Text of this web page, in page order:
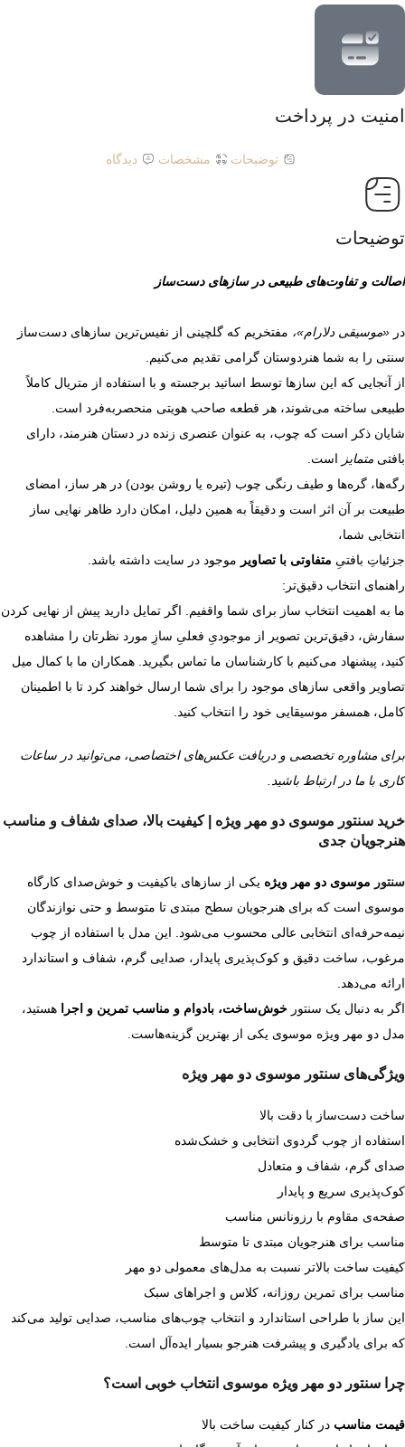
امنیت در پرداخت
توضیحات مشخصات دیدگاه
توضیحات
اصالت و تفاوت‌های طبیعی در سازهای دست‌ساز
در «موسیقی دلارام»، مفتخریم که گلچینی از نفیس‌ترین سازهای دست‌ساز
سنتی را به شما هنردوستان گرامی تقدیم می‌کنیم.
از آنجایی که این سازها توسط اساتید برجسته و با استفاده از متریال کاملاً
طبیعی ساخته می‌شوند، هر قطعه صاحب هویتی منحصر‌به‌فرد است.
شایان ذکر است که چوب، به عنوان عنصری زنده در دستان هنرمند، دارای
بافتی متمایز
است.
رگه‌ها، گره‌ها و طیف رنگی چوب (تیره یا روشن بودن) در هر ساز، امضای
طبیعت بر آن اثر است و دقیقاً به همین دلیل، امکان دارد ظاهر نهایی ساز
انتخابی شما،
جزئیاتِ بافتیِ متفاوتی با تصاویر موجود در سایت داشته باشد.
راهنمای انتخاب دقیق‌تر:
ما به اهمیت انتخاب ساز برای شما واقفیم. اگر تمایل دارید پیش از نهایی کردن
سفارش، دقیق‌ترین تصویر از موجودیِ فعلیِ سازِ مورد نظرتان را مشاهده
کنید، پیشنهاد می‌کنیم با کارشناسان ما تماس بگیرید. همکاران ما با کمال میل
تصاویر واقعی سازهای موجود را برای شما ارسال خواهند کرد تا با اطمینان
کامل، همسفر موسیقایی خود را انتخاب کنید.
برای مشاوره تخصصی و دریافت عکس‌های اختصاصی، می‌توانید در ساعات
کاری با ما در ارتباط باشید.
خرید سنتور موسوی دو مهر ویژه | کیفیت بالا، صدای شفاف و مناسب
هنرجویان جدی
سنتور موسوی دو مهر ویژه یکی از سازهای باکیفیت و خوش‌صدای کارگاه
موسوی است که برای هنرجویان سطح مبتدی تا متوسط و حتی نوازندگان
نیمه‌حرفه‌ای انتخابی عالی محسوب می‌شود. این مدل با استفاده از چوب
مرغوب، ساخت دقیق و کوک‌پذیری پایدار، صدایی گرم، شفاف و استاندارد
ارائه می‌دهد.
اگر به دنبال یک سنتور خوش‌ساخت، بادوام و مناسب تمرین و اجرا
هستید،
مدل دو مهر ویژه موسوی یکی از بهترین گزینه‌هاست.
ویژگی‌های سنتور موسوی دو مهر ویژه
ساخت دست‌ساز با دقت بالا
استفاده از چوب گردوی انتخابی و خشک‌شده
صدای گرم، شفاف و متعادل
کوک‌پذیری سریع و پایدار
صفحه‌ی مقاوم با رزونانس مناسب
مناسب برای هنرجویان مبتدی تا متوسط
کیفیت ساخت بالاتر نسبت به مدل‌های معمولی دو مهر
مناسب برای تمرین روزانه، کلاس و اجراهای سبک
این ساز با طراحی استاندارد و انتخاب چوب‌های مناسب، صدایی تولید می‌کند
که برای یادگیری و پیشرفت هنرجو بسیار ایده‌آل است.
چرا سنتور دو مهر ویژه موسوی انتخاب خوبی است؟
قیمت مناسب در کنار کیفیت ساخت بالا